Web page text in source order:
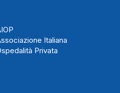
Italiana
Privata